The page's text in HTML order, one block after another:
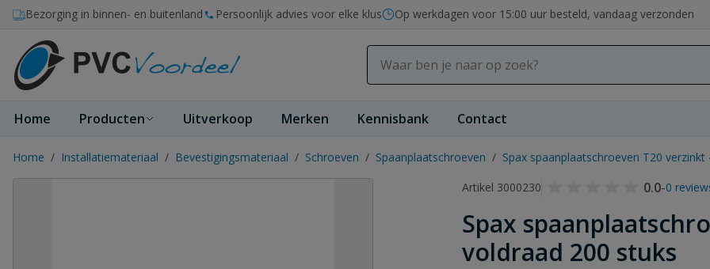
Ga naar de inhoud
Bezorging in binnen- en buitenland Persoonlijk advies voor elke klus Op werkdagen voor 15:00 uur besteld, vandaag verzonden
Home Producten Uitverkoop Merken Kennisbank Contact
Home / Installatiemateriaal / Bevestigingsmateriaal / Schroeven / Spaanplaatschroeven / Spax spaanplaatschroeven T20
Artikel 3000230
0.0-0
Spax
voldraad 200 stuks